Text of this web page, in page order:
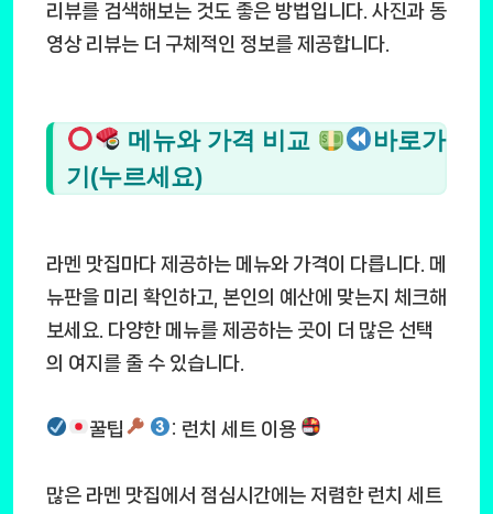
리뷰를 검색해보는 것도 좋은 방법입니다. 사진과 동
영상 리뷰는 더 구체적인 정보를 제공합니다.
메뉴와 가격 비교
바로가
기(누르세요)
라멘 맛집마다 제공하는 메뉴와 가격이 다릅니다. 메
뉴판을 미리 확인하고, 본인의 예산에 맞는지 체크해
보세요. 다양한 메뉴를 제공하는 곳이 더 많은 선택
의 여지를 줄 수 있습니다.
꿀팁 : 런치 세트 이용
많은 라멘 맛집에서 점심시간에는 저렴한 런치 세트